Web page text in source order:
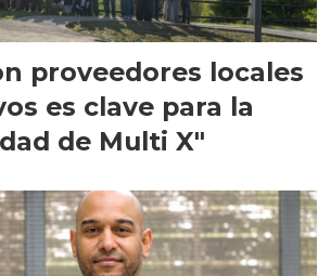
proveedores locales
es clave para la
de Multi X"